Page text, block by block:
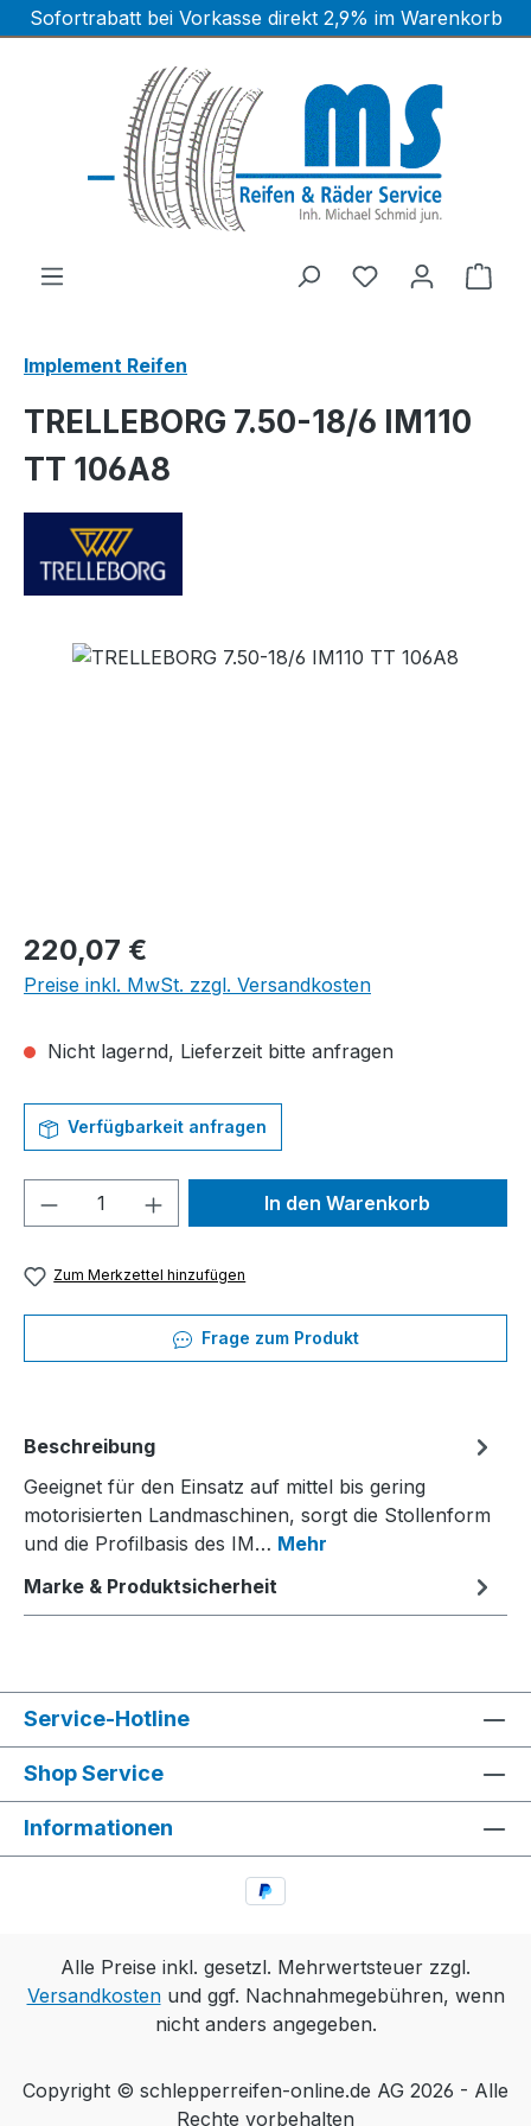
Zum Hauptinhalt springen
Sofortrabatt bei Vorkasse direkt 2,9% im Warenkorb
Implement Reifen
TRELLEBORG 7.50-18/6 IM110
TT 106A8
Bildergalerie überspringen
Regulärer Preis:
220,07 €
Preise inkl. MwSt. zzgl. Versandkosten
Nicht lagernd, Lieferzeit bitte anfragen
Verfügbarkeit anfragen
Produkt Anzahl: Gib denIn den Warenkorb
Zum Merkzettel hinzufügen
Frage zum Produkt
Beschreibung
Geeignet für den Einsatz auf mittel bis gering
motorisierten Landmaschinen, sorgt die Stollenform
und die Profilbasis des IM… Mehr
Marke & Produktsicherheit
Service-Hotline
Shop Service
Informationen
Alle Preise inkl. gesetzl. Mehrwertsteuer zzgl.
Versandkostenund ggf. Nachnahmegebühren, wenn
nicht anders angegeben.
Copyright © schlepperreifen-online.de AG 2026 - Alle
Rechte vorbehalten